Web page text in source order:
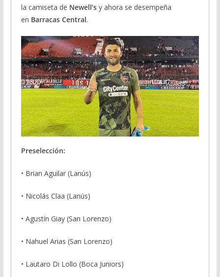
la camiseta de Newell’s y ahora se desempeña
en Barracas Central.
Preselección:
• Brian Aguilar (Lanús)
• Nicolás Claa (Lanús)
• Agustín Giay (San Lorenzo)
• Nahuel Arias (San Lorenzo)
• Lautaro Di Lollo (Boca Juniors)